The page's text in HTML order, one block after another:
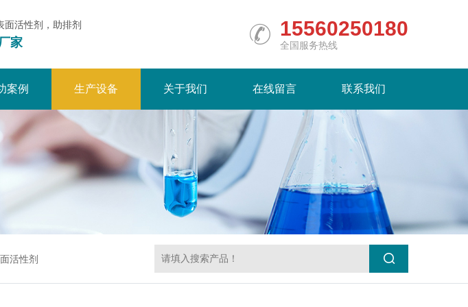
面活性剂，助排剂
家
15560250180
全国服务热线
案例 生产设备 关于我们 在线留言 联系我们
活性剂